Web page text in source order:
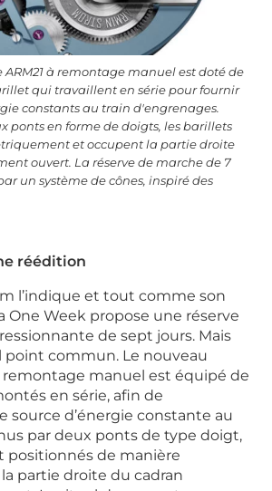
à remontage manuel est doté de
qui travaillent en série pour fournir
constants au train d'engrenages.
ponts en forme de doigts, les barillets
et occupent la partie droite
ouvert. La réserve de marche de 7
un système de cônes, inspiré des
réédition
l’indique et tout comme son
One Week propose une réserve
de sept jours. Mais
point commun. Le nouveau
remontage manuel est équipé de
en série, afin de
source d’énergie constante au
par deux ponts de type doigt,
positionnés de manière
partie droite du cadran